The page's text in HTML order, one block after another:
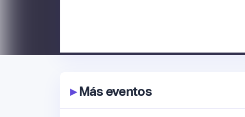
▸Más eventos